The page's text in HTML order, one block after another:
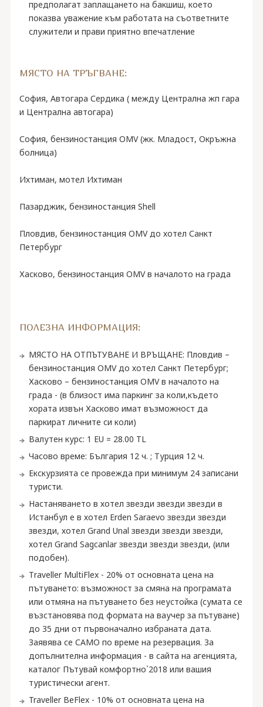
предполагат заплащането на бакшиш, което
показва уважение към работата на съответните
служители и прави приятно впечатление
МЯСТО НА ТРЪГВАНЕ:
София, Автогара Сердика ( между Централна жп гара
и Централна автогара)
София, бензиностанция OMV (жк. Младост, Окръжна
болница)
Ихтиман, мотел Ихтиман
Пазарджик, бензиностанция Shell
Пловдив, бензиностанция OMV до хотел Санкт
Петербург
Хасково, бензиностанция OMV в началото на града
ПОЛЕЗНА ИНФОРМАЦИЯ:
МЯСТО НА ОТПЪТУВАНЕ И ВРЪЩАНЕ: Пловдив –
бензиностанция OMV до хотел Санкт Петербург;
Хасково – бензиностанция OMV в началото на
града - (в близост има паркинг за коли,където
хората извън Хасково имат възможност да
паркират личните си коли)
Валутeн курс: 1 EU = 28.00 TL
Часово време: България 12 ч. ; Турция 12 ч.
Екскурзията се провежда при минимум 24 записани
туристи.
Настаняването в хотел звезди звезди звезди в
Истанбул е в хотел Erden Saraevo звезди звезди
звезди, хотел Grand Unal звезди звезди звезди,
хотел Grand Sagcanlar звезди звезди звезди, (или
подобен).
Тraveller MultiFlex - 20% от основната цена на
пътуването: възможност за смяна на програмата
или отмяна на пътуването без неустойка (сумата се
възстановява под формата на ваучер за пътуване)
до 35 дни от първоначално избраната дата.
Заявява се САМО по време на резервация. За
допълнителна информация - в сайта на агенцията,
каталог Пътувай комфортно`2018 или вашия
туристически агент.
Traveller BeFlex - 10% от основната цена на